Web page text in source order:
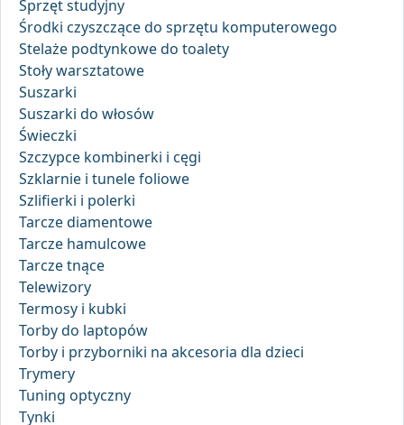
Sprzęt studyjny
Środki czyszczące do sprzętu komputerowego
Stelaże podtynkowe do toalety
Stoły warsztatowe
Suszarki
Suszarki do włosów
Świeczki
Szczypce kombinerki i cęgi
Szklarnie i tunele foliowe
Szlifierki i polerki
Tarcze diamentowe
Tarcze hamulcowe
Tarcze tnące
Telewizory
Termosy i kubki
Torby do laptopów
Torby i przyborniki na akcesoria dla dzieci
Trymery
Tuning optyczny
Tynki